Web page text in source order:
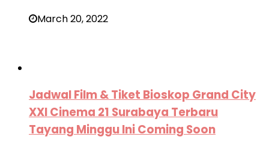
March 20, 2022
Jadwal Film & Tiket Bioskop Grand City
XXI Cinema 21 Surabaya Terbaru
Tayang Minggu Ini Coming Soon